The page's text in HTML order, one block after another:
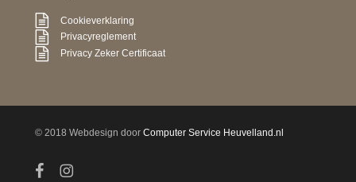
Cookieverklaring
Privacyreglement
Privacy Zeker Certificaat
© 2018 Webdesign doorComputer Service Heuvelland.nl
facebookinstagram